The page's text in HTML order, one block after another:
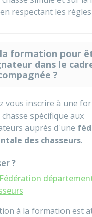
respectant les
formation pour
dans le
?
vous inscrire à une
spécifique aux
auprès d'une
des chasseurs.
?
Fédération
à la formation est